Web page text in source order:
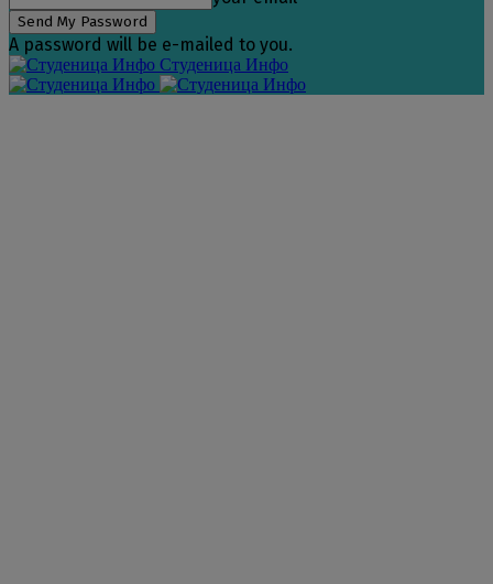
A password will be e-mailed to you.
Студеница Инфо